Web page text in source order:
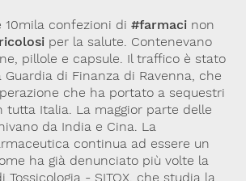
10mila confezioni di #farmaci non
per la salute. Contenevano
pillole e capsule. Il traffico è stato
di Finanza di Ravenna, che
che ha portato a sequestri
tutta Italia. La maggior parte delle
da India e Cina. La
continua ad essere un
ha già denunciato più volte la
Tossicologia - SITOX, che studia la
3